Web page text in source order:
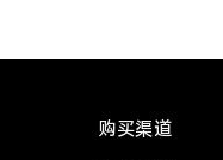
购买渠道